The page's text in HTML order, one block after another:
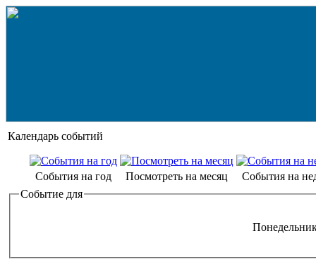
Календарь событий
События на год Посмотреть на месяц
События на
Событие для